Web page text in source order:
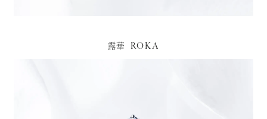
露華 ROKA